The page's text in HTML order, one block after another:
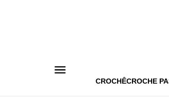
CROCHÊCROCHE